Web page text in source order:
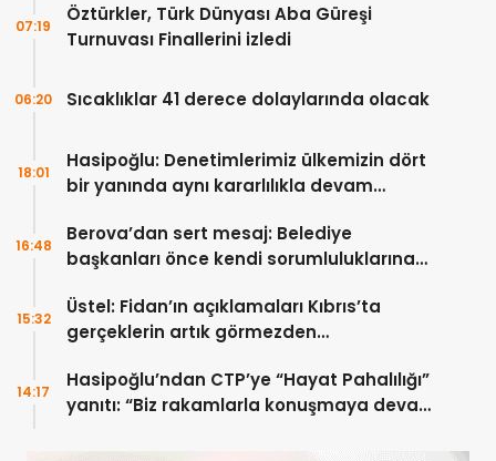
Öztürkler, Türk Dünyası Aba Güreşi
Turnuvası Finallerini izledi
07:19
Sıcaklıklar 41 derece dolaylarında olacak
06:20
Hasipoğlu: Denetimlerimiz ülkemizin dört
bir yanında aynı kararlılıkla devam
18:01
Berova’dan sert mesaj: Belediye
başkanları önce kendi sorumluluklarına
16:48
Üstel: Fidan’ın açıklamaları Kıbrıs’ta
gerçeklerin artık görmezden
15:32
Hasipoğlu’ndan CTP’ye “Hayat Pahalılığı”
yanıtı: “Biz rakamlarla konuşmaya devam
14:17